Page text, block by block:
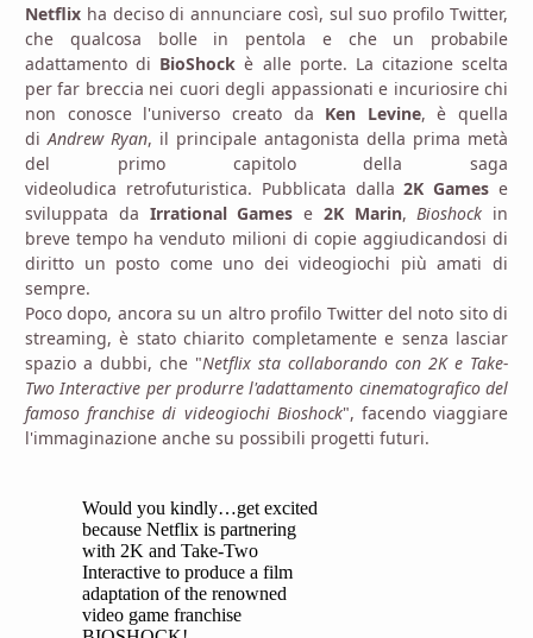
Netflix ha deciso di annunciare così, sul suo profilo Twitter,
che qualcosa bolle in pentola e che un probabile
adattamento di BioShock è alle porte. La citazione scelta
per far breccia nei cuori degli appassionati e incuriosire chi
non conosce l'universo creato da Ken Levine, è quella
di Andrew Ryan, il principale antagonista della prima metà
del primo capitolo della saga
videoludica retrofuturistica. Pubblicata dalla2K Games e
sviluppata da Irrational Games e 2K Marin, Bioshock in
breve tempo ha venduto milioni di copie aggiudicandosi di
diritto un posto come uno dei videogiochi più amati di
sempre.
Poco dopo, ancora su un altro profilo Twitter del noto sito di
streaming, è stato chiarito completamente e senza lasciar
spazio a dubbi, che "Netflix sta collaborando con 2K e Take-
Two Interactive per produrre l'adattamento cinematografico del
famoso franchise di videogiochi Bioshock", facendo viaggiare
l'immaginazione anche su possibili progetti futuri.